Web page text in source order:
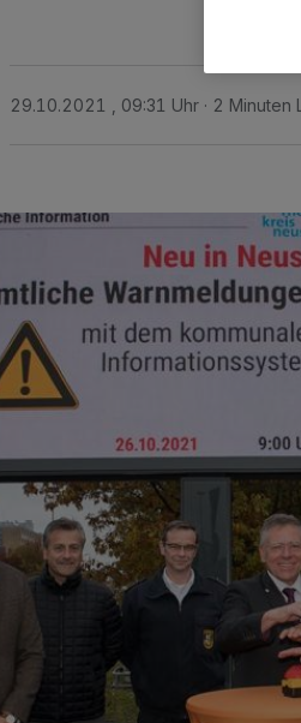
29.10.2021 , 09:31 Uhr 2 Minuten